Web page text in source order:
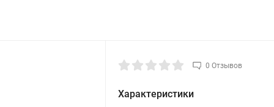
0 Отзывов
Характеристики